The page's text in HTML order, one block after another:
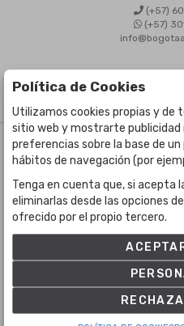
(+57)
(+57)
©Bogota Auctions-
Desarrollado por
Política de Cookies
Utilizamos cookies propias y de
sitio web y mostrarte publicidad
preferencias sobre la base de
hábitos de navegación (por
Tenga en cuenta que, si acepta
eliminarlas desde las opciones
ofrecido por el propio tercero.